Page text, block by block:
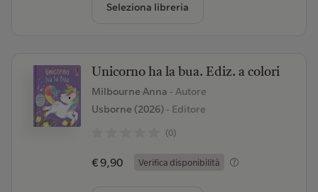
Seleziona libreria
Unicorno ha la bua. Ediz. a colori
Milbourne Anna - Autore
Usborne (2026)- Editore
(0)
€ 9,90 Verifica disponibilità